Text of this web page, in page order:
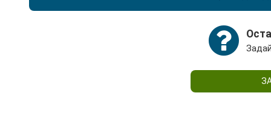
Все необходимые материалы и обучающие